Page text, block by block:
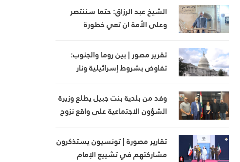
مصيرهم وحدهم
الشيخ عبد الرزاق: حتما سننتصر
وعلى الأمة ان تعي خطورة
تقرير مصور | بين روما والجنوب:
تفاوض بشروط إسرائيلية ونار
وفد من بلدية بنت جبيل يطلع وزيرة
الشؤون الاجتماعية على واقع نزوح
تقارير مصورة | تونسيون يستذكرون
مشاركتهم في تشييع الإمام